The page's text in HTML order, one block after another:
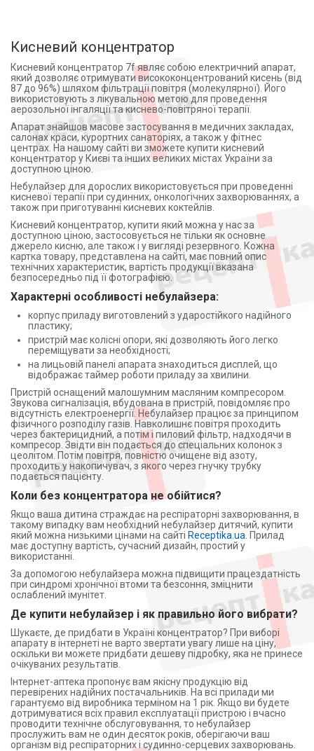
Кисневий концентратор
Кисневий концентратор 7f являє собою електричний апарат,
який дозволяє отримувати висококонцентрований кисень (від
87 до 96%) шляхом фільтрації повітря (молекулярної). Його
використовують з лікувальною метою для проведення
аерозольної інгаляції та киснево-повітряної терапії.
Апарат знайшов масове застосування в медичних закладах,
салонах краси, курортних санаторіях, а також у фітнес
центрах. На нашому сайті ви зможете купити кисневий
концентратор у Києві та інших великих містах України за
доступною ціною.
Небулайзер для дорослих використовується при проведенні
кисневої терапії при судинних, онкологічних захворюваннях, а
також при приготуванні кисневих коктейлів.
Кисневий концентратор, купити який можна у нас за
доступною ціною, застосовується не тільки як основне
джерело кисню, але також і у вигляді резервного. Кожна
картка товару, представлена на сайті, має повний опис
технічних характеристик, вартість продукції вказана
безпосередньо під її фотографією.
Характерні особливості небулайзера:
корпус приладу виготовлений з ударостійкого надійного
пластику;
пристрій має колісні опори, які дозволяють його легко
переміщувати за необхідності;
на лицьовій панелі апарата знаходиться дисплей, що
відображає таймер роботи приладу за хвилини.
Пристрій оснащений малошумним масляним компресором.
Звукова сигналізація, вбудована в пристрій, повідомляє про
відсутність електроенергії. Небулайзер працює за принципом
фізичного розподілу газів. Навколишнє повітря проходить
через бактерицидний, а потім і пиловий фільтр, надходячи в
компресор. Звідти він подається до спеціальних колонок з
цеолітом. Потім повітря, повністю очищене від азоту,
проходить у накопичувач, з якого через гнучку трубку
подається пацієнту.
Коли без концентратора не обійтися?
Якщо ваша дитина страждає на респіраторні захворювання, в
такому випадку вам необхідний небулайзер дитячий, купити
який можна низькими цінами на сайті Receptika.ua. Прилад
має доступну вартість, сучасний дизайн, простий у
використанні.
За допомогою небулайзера можна підвищити працездатність
при синдромі хронічної втоми та безсоння, зміцнити
ослаблений імунітет.
Де купити небулайзер і як правильно його вибрати?
Шукаєте, де придбати в Україні концентратор? При виборі
апарату в інтернеті не варто звертати увагу лише на ціну,
оскільки ви можете придбати дешеву підробку, яка не принесе
очікуваних результатів.
Інтернет-аптека пропонує вам якісну продукцію від
перевірених надійних постачальників. На всі прилади ми
гарантуємо від виробника терміном на 1 рік. Якщо ви будете
дотримуватися всіх правил експлуатації пристрою і вчасно
проводити технічне обслуговування, то небулайзер
прослужить вам не один десяток років, оберігаючи ваш
організм від респіраторних і судинно-серцевих захворювань.